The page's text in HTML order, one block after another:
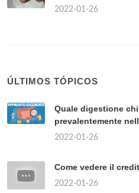
2022-01-26
ÚLTIMOS TÓPICOS
Quale digestione
prevalentemente
2022-01-26
Come vedere il
2022-01-26